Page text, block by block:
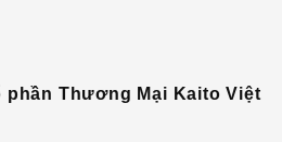
phần Thương Mại Kaito Việt